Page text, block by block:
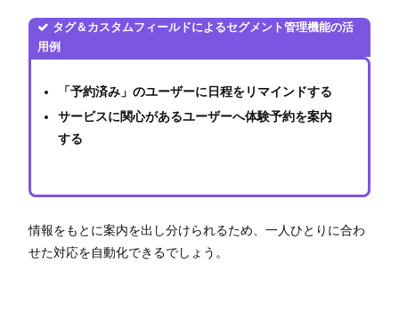
タグ＆カスタムフィールドによるセグメント管理機能の活
用例
「予約済み」のユーザーに日程をリマインドする
サービスに関心があるユーザーへ体験予約を案内
する
情報をもとに案内を出し分けられるため、一人ひとりに合わ
せた対応を自動化できるでしょう。